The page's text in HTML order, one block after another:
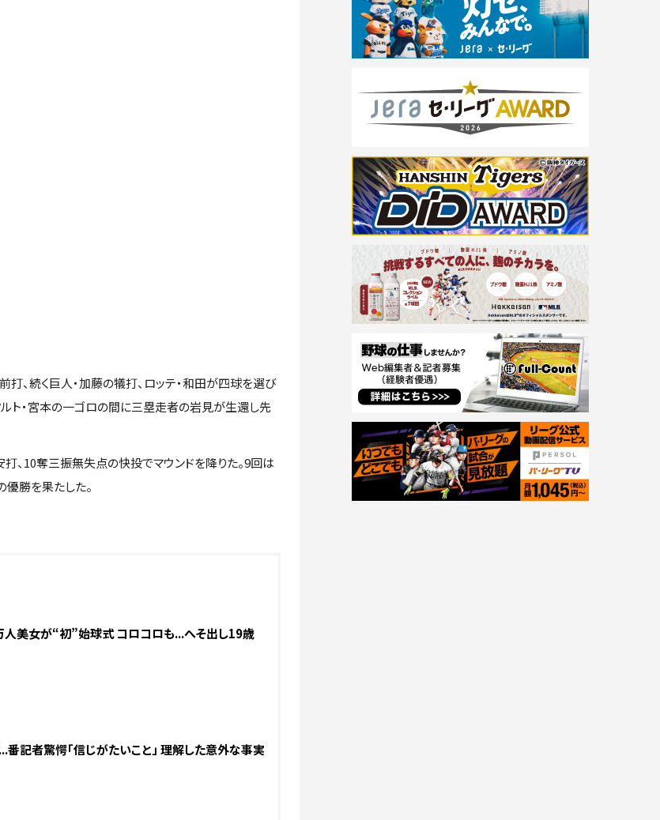
、続く巨人・加藤の犠打、ロッテ・和田が四球を選び
ト・宮本の一ゴロの間に三塁走者の岩見が生還し先
10奪三振無失点の快投でマウンドを降りた。9回は
勝を果たした。
人美女が“初”始球式 コロコロも...へそ出し19歳
記者驚愕「信じがたいこと」 理解した意外な事実